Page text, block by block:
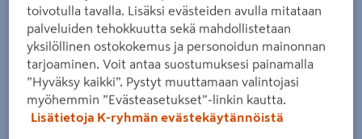
toivotulla tavalla. Lisäksi evästeiden avulla mitataan
palveluiden tehokkuutta sekä mahdollistetaan
yksilöllinen ostokokemus ja personoidun mainonnan
tarjoaminen. Voit antaa suostumuksesi painamalla
”Hyväksy kaikki”. Pystyt muuttamaan valintojasi
myöhemmin ”Evästeasetukset”-linkin kautta.
Lisätietoja K-ryhmän evästekäytännöistä